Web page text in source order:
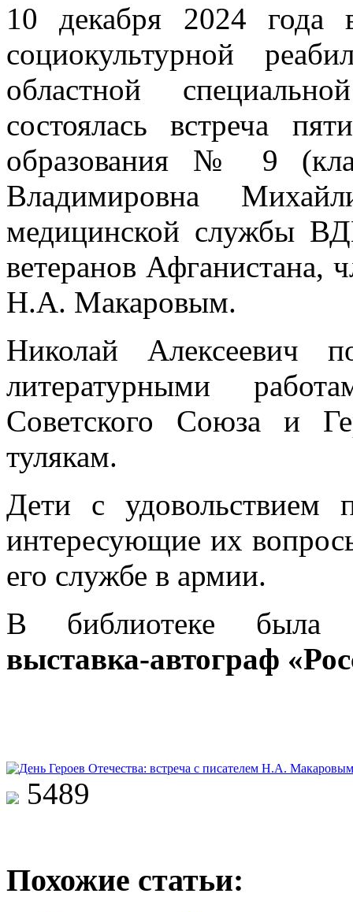
10 декабря 2024 года
социокультурной
областной
состоялась встреча
образования № 9
Владимировна
медицинской службы
ветеранов Афганистана,
Н.А. Макаровым.
Николай Алексеевич
литературными
Советского Союза и
тулякам.
Дети с удовольствием
интересующие их
его службе в армии.
В библиотеке была
выставка-автограф
5489
Похожие статьи: